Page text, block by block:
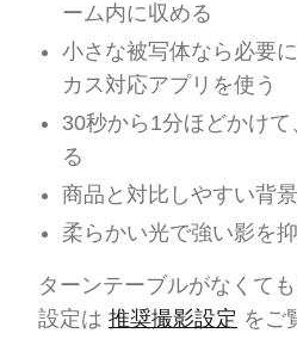
ーム内に収める
小さな被写体なら必要
カス対応アプリを使う
30秒から1分ほどかけ
る
商品と対比しやすい背
柔らかい光で強い影を
ターンテーブルがなくて
設定は 推奨撮影設定 をご